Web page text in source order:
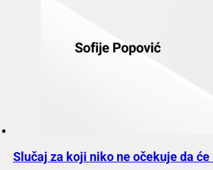
Slučaj za koji niko ne očekuje da